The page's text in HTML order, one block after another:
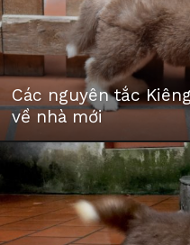
Các nguyên tắc
về nhà mới